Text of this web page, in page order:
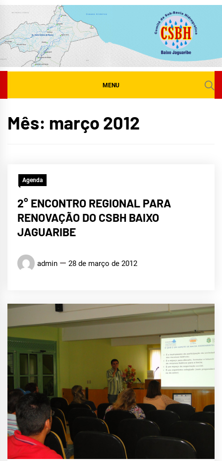
Skip
content
MENU
Mês: março 2012
Agenda
2° ENCONTRO REGIONAL PARA
RENOVAÇÃO DO CSBH BAIXO
JAGUARIBE
admin 28 de março de 2012